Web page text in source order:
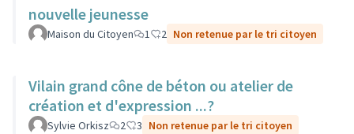
nouvelle jeunesse
Maison du Citoyen 1 2 Non retenue par le tri citoyen
Vilain grand cône de béton ou atelier de
création et d'expression ...?
Sylvie Orkisz 2 3 Non retenue par le tri citoyen